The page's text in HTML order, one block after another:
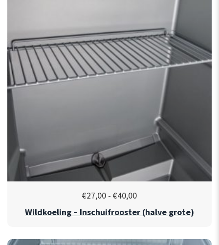
€27,00 - €40,00
Wildkoeling – Inschuifrooster (halve grote)